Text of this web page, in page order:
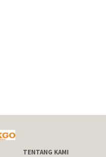
TENTANG KAMI